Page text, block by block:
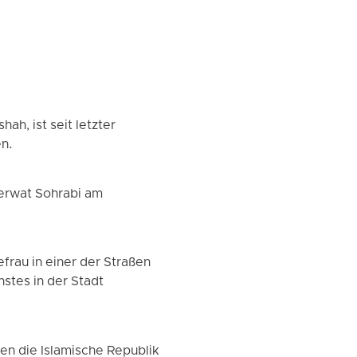
ist seit letzter
Sohrabi am
in einer der Straßen
in der Stadt
die Islamische Republik